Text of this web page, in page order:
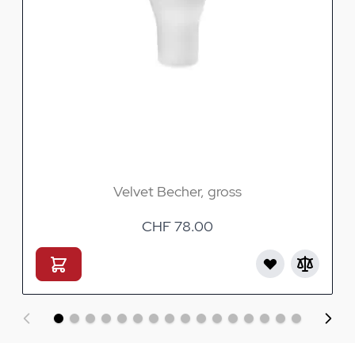
Velvet Becher, gross
CHF 78.00